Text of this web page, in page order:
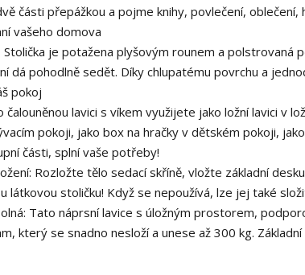
části přepážkou a pojme knihy, povlečení,
vašeho domova
je potažena plyšovým rounem a polstrovaná
dá pohodlně sedět. Díky chlupatému povrchu a
pokoj
čalouněnou lavici s víkem využijete jako ložní lavici v
pokoji, jako box na hračky v dětském pokoji,
části, splní vaše potřeby!
Rozložte tělo sedací skříně, vložte základní
látkovou stoličku! Když se nepoužívá, lze jej také
Tato náprsní lavice s úložným prostorem,
který se snadno nesloží a unese až 300 kg.